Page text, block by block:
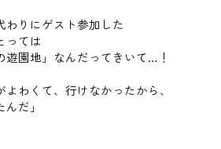
わりにゲスト参加した
っては
遊園地」なんだってきいて…！
よわくて、行けなかったから、
だ」